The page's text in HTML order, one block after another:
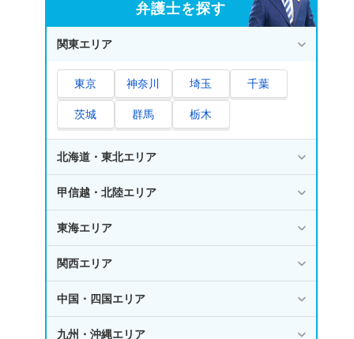
弁護士を探す
関東エリア
東京 神奈川 埼玉 千葉
茨城 群馬 栃木
北海道・東北エリア
甲信越・北陸エリア
東海エリア
関西エリア
中国・四国エリア
九州・沖縄エリア